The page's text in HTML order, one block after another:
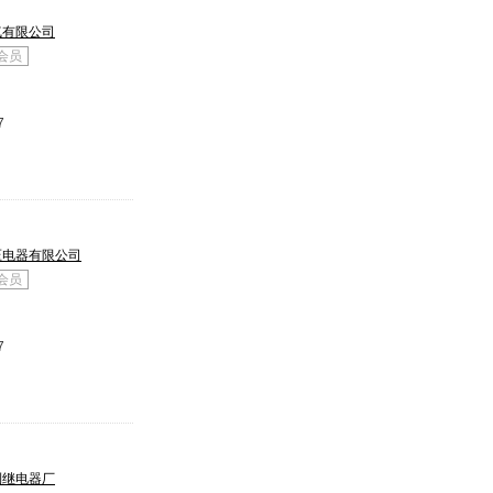
限公司
员
器有限公司
员
电器厂